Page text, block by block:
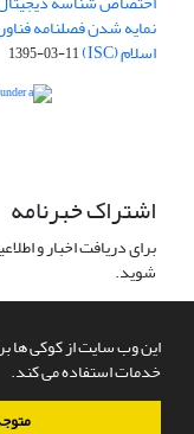
این وب سایت از کوکی ها
خدمات استفاده می کند.
نمایه شدن فصلنامه
اسلام (ISC) 1395-03-11
اشتراک خبرنامه
برای دریافت اخبار و
شوید.